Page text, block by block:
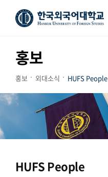
홍보
홍보 외대소식 HUFS People
HUFS People